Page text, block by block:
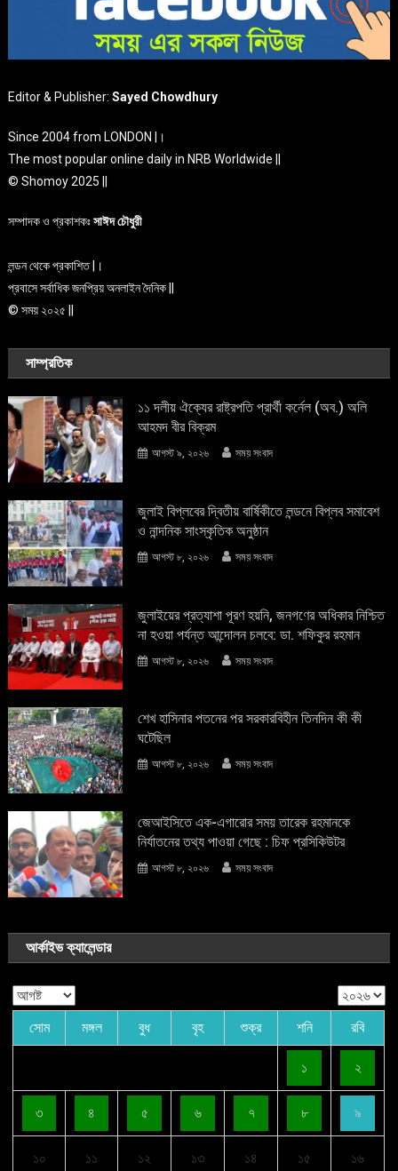
Editor & Publisher:Sayed Chowdhury
Since 2004 from LONDON |।
The most popular online daily in NRB Worldwide ||
© Shomoy 2025 ||
সম্পাদক ও প্রকাশকঃসাঈদ চৌধুরী
লন্ডন থেকে প্রকাশিত |।
প্রবাসে সর্বাধিক জনপ্রিয় অনলাইন দৈনিক ||
© সময় ২০২৫ ||
সাম্প্রতিক
১১ দলীয় ঐক্যের রাষ্ট্রপতি প্রার্থী কর্নেল (অব.) অলি
আহমদ বীর বিক্রম
আগস্ট ৯, ২০২৬ সময় সংবাদ
জুলাই বিপ্লবের দ্বিতীয় বার্ষিকীতে লন্ডনে বিপ্লব সমাবেশ
ও নান্দনিক সাংস্কৃতিক অনুষ্ঠান
আগস্ট ৮, ২০২৬ সময় সংবাদ
জুলাইয়ের প্রত্যাশা পূরণ হয়নি, জনগণের অধিকার নিশ্চিত
না হওয়া পর্যন্ত আন্দোলন চলবে: ডা. শফিকুর রহমান
আগস্ট ৮, ২০২৬ সময় সংবাদ
শেখ হাসিনার পতনের পর সরকারবিহীন তিনদিন কী কী
ঘটেছিল
আগস্ট ৮, ২০২৬ সময় সংবাদ
জেআইসিতে এক-এগারোর সময় তারেক রহমানকে
নির্যাতনের তথ্য পাওয়া গেছে : চিফ প্রসিকিউটর
আগস্ট ৮, ২০২৬ সময় সংবাদ
আর্কাইভ ক্যালেন্ডার
সোম মঙ্গল বুধ বৃহ শুক্র শনি রবি
১ ২
৩ ৪ ৫ ৬ ৭ ৮ ৯
১০ ১১ ১২ ১৩ ১৪ ১৫ ১৬